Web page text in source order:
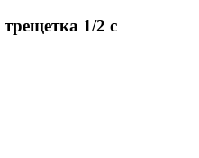
1/2 с